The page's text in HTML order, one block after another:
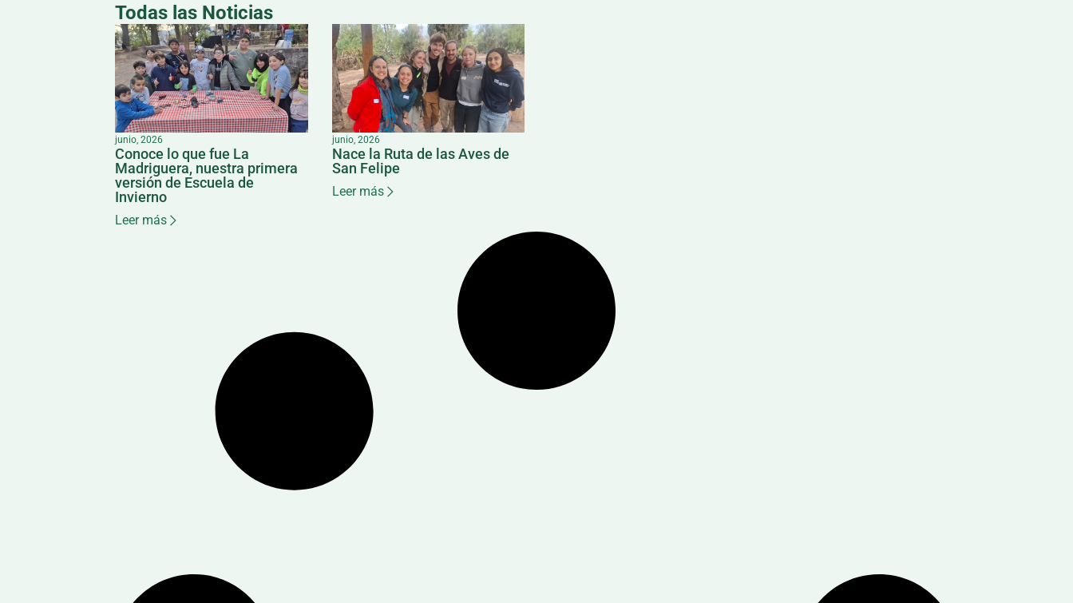
Todas las Noticias
junio, 2026
Conoce lo que fue La
Madriguera, nuestra primera
versión de Escuela de
Invierno
Leer más
junio, 2026
Nace la Ruta de las Aves de
San Felipe
Leer más